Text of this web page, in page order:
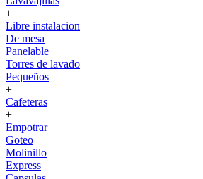
+
Libre instalacion
De mesa
Panelable
Torres de lavado
Pequeños
+
Cafeteras
+
Empotrar
Goteo
Molinillo
Express